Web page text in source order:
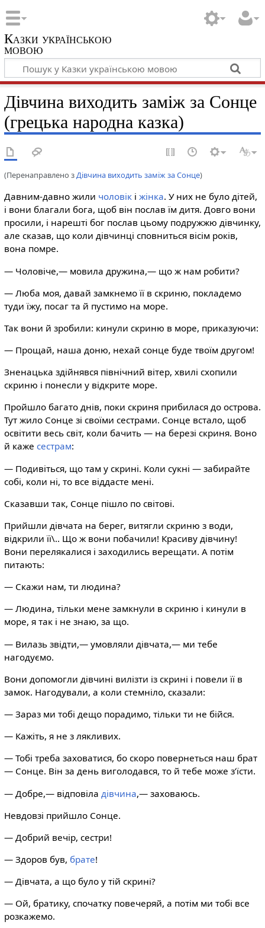
Казки українською
мовою
Дівчина виходить заміж за Сонце
(грецька народна казка)
(Перенаправлено зДівчина виходить заміж за Сонце)
Давним-давно жили чоловікі жінка. У них не було дітей,
і вони благали бога, щоб він послав їм дитя. Довго вони
просили, і нарешті бог послав цьому подружжю дівчинку,
але сказав, що коли дівчинці сповниться вісім років,
вона помре.
— Чоловіче,— мовила дружина,— що ж нам робити?
— Люба моя, давай замкнемо її в скриню, покладемо
туди їжу, посаг та й пустимо на море.
Так вони й зробили: кинули скриню в море, приказуючи:
— Прощай, наша доню, нехай сонце буде твоїм другом!
Зненацька здійнявся північний вітер, хвилі схопили
скриню і понесли у відкрите море.
Пройшло багато днів, поки скриня прибилася до острова.
Тут жило Сонце зі своїми сестрами. Сонце встало, щоб
освітити весь світ, коли бачить — на березі скриня. Воно
й каже сестрам:
— Подивіться, що там у скрині. Коли сукні — забирайте
собі, коли ні, то все віддасте мені.
Сказавши так, Сонце пішло по світові.
Прийшли дівчата на берег, витягли скриню з води,
відкрили її\.. Що ж вони побачили! Красиву дівчину!
Вони перелякалися і заходились верещати. А потім
питають:
— Скажи нам, ти людина?
— Людина, тільки мене замкнули в скриню і кинули в
море, я так і не знаю, за що.
— Вилазь звідти,— умовляли дівчата,— ми тебе
нагодуємо.
Вони допомогли дівчині вилізти із скрині і повели її в
замок. Нагодували, а коли стемніло, сказали:
— Зараз ми тобі дещо порадимо, тільки ти не бійся.
— Кажіть, я не з лякливих.
— Тобі треба заховатися, бо скоро повернеться наш брат
— Сонце. Він за день виголодався, то й тебе може з’їсти.
— Добре,— відповіла дівчина,— заховаюсь.
Невдовзі прийшло Сонце.
— Добрий вечір, сестри!
— Здоров був, брате!
— Дівчата, а що було у тій скрині?
— Ой, братику, спочатку повечеряй, а потім ми тобі все
розкажемо.